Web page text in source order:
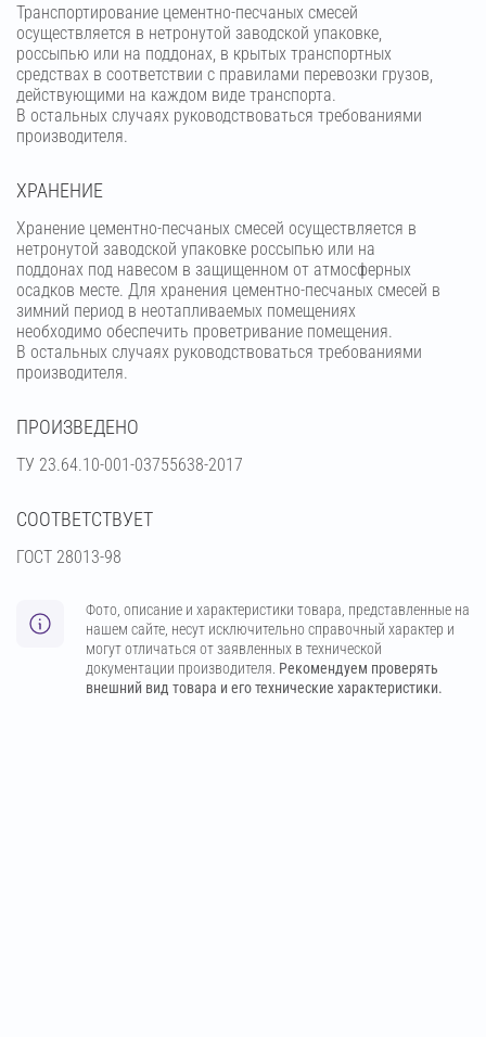
Транспортирование цементно-песчаных смесей
осуществляется в нетронутой заводской упаковке,
россыпью или на поддонах, в крытых транспортных
средствах в соответствии с правилами перевозки грузов,
действующими на каждом виде транспорта.
В остальных случаях руководствоваться требованиями
производителя.
ХРАНЕНИЕ
Хранение цементно-песчаных смесей осуществляется в
нетронутой заводской упаковке россыпью или на
поддонах под навесом в защищенном от атмосферных
осадков месте. Для хранения цементно-песчаных смесей в
зимний период в неотапливаемых помещениях
необходимо обеспечить проветривание помещения.
В остальных случаях руководствоваться требованиями
производителя.
ПРОИЗВЕДЕНО
ТУ 23.64.10-001-03755638-2017
СООТВЕТСТВУЕТ
ГОСТ 28013-98
Фото, описание и характеристики товара, представленные на
нашем сайте, несут исключительно справочный характер и
могут отличаться от заявленных в технической
документации производителя. Рекомендуем проверять
внешний вид товара и его технические характеристики.